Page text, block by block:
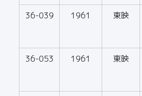
36-039 1961 東映
36-053 1961 東映